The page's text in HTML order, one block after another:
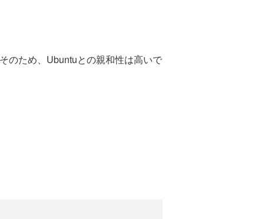
のため、Ubuntuとの親和性は高いで